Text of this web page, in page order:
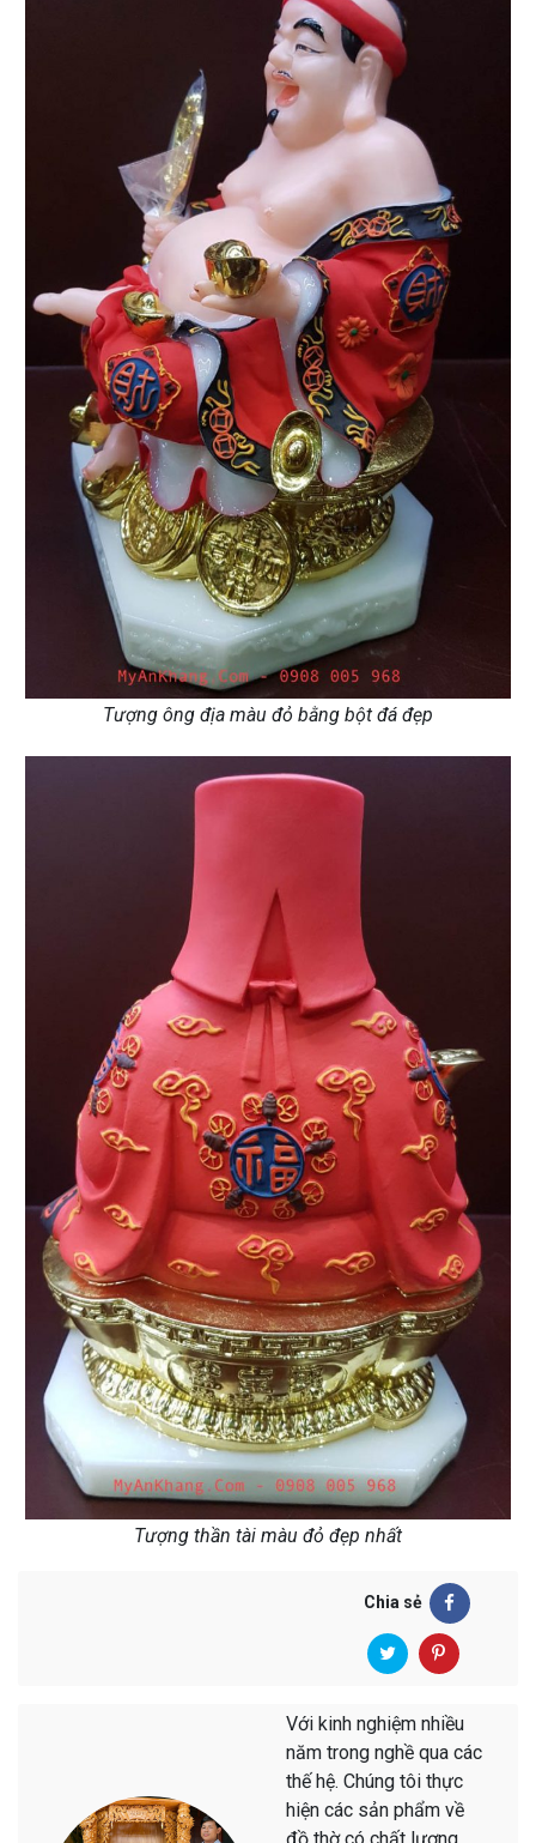
Tượng ông địa màu đỏ bằng bột đá đẹp
Tượng thần tài màu đỏ đẹp nhất
Chia sẻ
Với kinh nghiệm nhiều
năm trong nghề qua các
thế hệ. Chúng tôi thực
hiện các sản phẩm về
đồ thờ có chất lượng